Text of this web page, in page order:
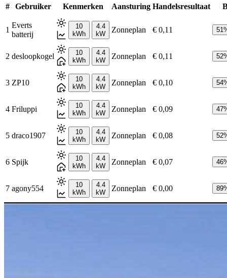
#
Gebruiker Kenmerken Aansturing Handelsresultaat
1
Everts
batterij
10
kWh
4.4
kW
Zonneplan € 0,11 51
2 desloopkogel
10
kWh
4.4
kW
Zonneplan € 0,11 52
3 ZP10
10
kWh
4.4
kW
Zonneplan € 0,10 54
4 Friluppi
10
kWh
4.4
kW
Zonneplan € 0,09 47
5 draco1907
10
kWh
4.4
kW
Zonneplan € 0,08 52
6 Spijk
10
kWh
4.4
kW
Zonneplan € 0,07 46
7 agony554
10
kWh
4.4
kW
Zonneplan € 0,00 89